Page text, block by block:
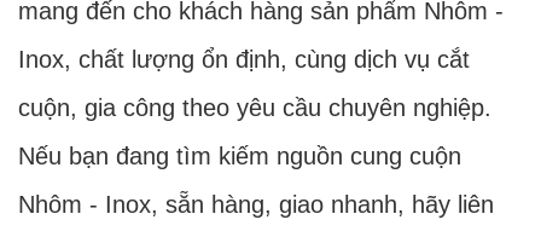
mang đến cho khách hàng sản phẩm Nhôm -
Inox, chất lượng ổn định, cùng dịch vụ cắt
cuộn, gia công theo yêu cầu chuyên nghiệp.
Nếu bạn đang tìm kiếm nguồn cung cuộn
Nhôm - Inox, sẵn hàng, giao nhanh, hãy liên